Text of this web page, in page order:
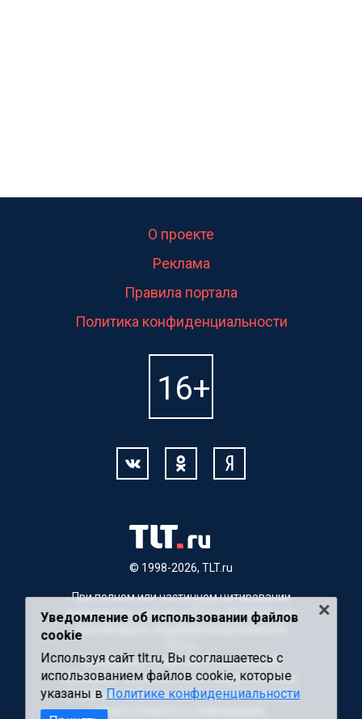
© 1998-2026, TLT.ru
О проекте
Реклама
Правила портала
Политика конфиденциальности
При полном или частичном цитировании
материалов, ссылка на TLT.ru обязательна.
Для Интернет-изданий гиперссылка на
Материалы с пометкой "Партнерский
материал" публикуются на правах рекламы.
Редакция сайта не несет ответственности
за достоверность информации,
Уведомление об использовании файлов
cookie
Используя сайт tlt.ru, Вы соглашаетесь с
использованием файлов cookie, которые
указаны в Политике конфиденциальности